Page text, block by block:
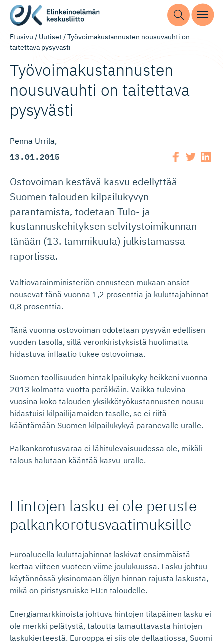
Etusivu / Uutiset/Työvoimakustannusten nousuvauhti on
taitettava pysyvästi
Työvoimakus­tan­nusten
nousuvauhti on taitettava
pysyvästi
Penna Urrila
13.01.2015
Ostovoiman kestävä kasvu edellyttää
Suomen talouden kilpailukyvyn
parantamista, todetaan Tulo- ja
kustannuskehityksen selvitystoimikunnan
tänään (13. tammikuuta) julkistamassa
raportissa.
Valtiovarainministeriön ennusteen mukaan ansiot
nousevat tänä vuonna 1,2 prosenttia ja kuluttajahinnat
0,8 prosenttia.
Tänä vuonna ostovoiman odotetaan pysyvän edellisen
vuoden tasolla, sillä veronkiristyksistä huolimatta
hidastuva inflaatio tukee ostovoimaa.
Suomen teollisuuden hintakilpailukyky heikkeni vuonna
2013 kolmatta vuotta peräkkäin. Vaikka tulevina
vuosina koko talouden yksikkötyökustannusten nousu
hidastuisi kilpailijamaiden tasolle, se ei riitä
kääntämään Suomen kilpailukykyä paranevalle uralle.
Palkankorotusvaraa ei lähitulevaisuudessa ole, mikäli
talous halutaan kääntää kasvu-uralle.
Hintojen lasku ei ole peruste
palkankoro­tus­vaa­ti­muksille
Euroalueella kuluttajahinnat laskivat ensimmäistä
kertaa viiteen vuoteen viime joulukuussa. Lasku johtuu
käytännössä yksinomaan öljyn hinnan rajusta laskusta,
mikä on piristysruiske EU:n taloudelle.
Energiamarkkinoista johtuva hintojen tilapäinen lasku ei
ole merkki pelätystä, taloutta lamauttavasta hintojen
laskukierteestä. Eurooppa ei siis ole deflaatiossa, Suomi